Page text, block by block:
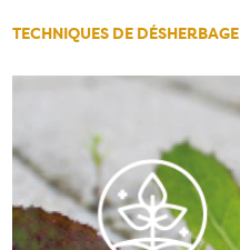
TECHNIQUES DE DÉSHERBAGE